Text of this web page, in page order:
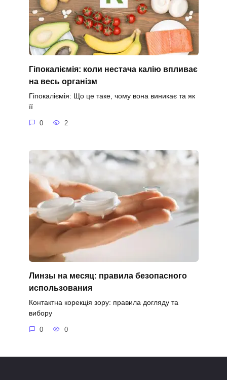
Гіпокаліємія: коли нестача калію впливає
на весь організм
Гіпокаліємія: Що це таке, чому вона виникає та як
її
0 2
Линзы на месяц: правила безопасного
использования
Контактна корекція зору: правила догляду та
вибору
0 0